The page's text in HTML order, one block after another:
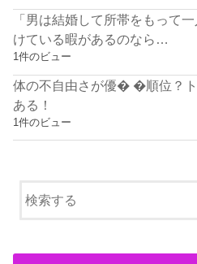
「男は結婚して所帯をもって
けている暇があるのなら…
1件のビュー
体の不自由さが優� �順位？
ある！
1件のビュー